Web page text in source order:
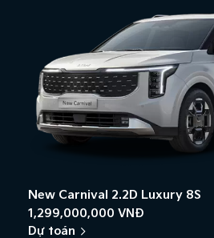
New Carnival 2.2D Luxury 8S​
1,299,000,000 VNĐ
Dự toán